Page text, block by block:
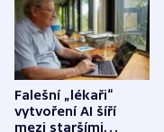
Falešní „lékaři“
vytvoření AI šíří
mezi staršími